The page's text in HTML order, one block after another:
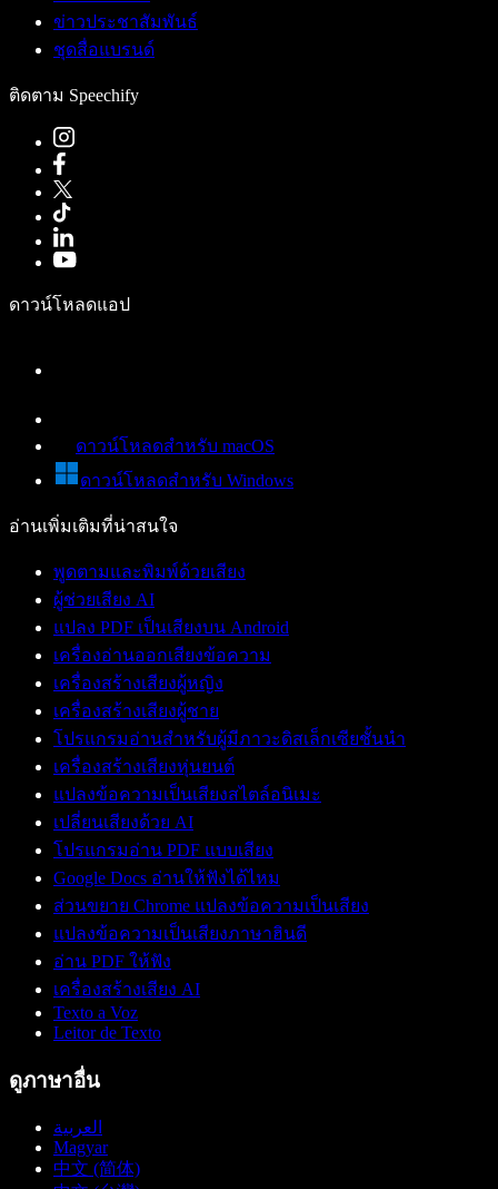
ข่าวประชาสัมพันธ์
ชุดสื่อแบรนด์
ติดตาม Speechify
ดาวน์โหลดแอป
ดาวน์โหลดสำหรับ macOS
ดาวน์โหลดสำหรับ Windows
อ่านเพิ่มเติมที่น่าสนใจ
พูดตามและพิมพ์ด้วยเสียง
ผู้ช่วยเสียง AI
แปลง PDF เป็นเสียงบน Android
เครื่องอ่านออกเสียงข้อความ
เครื่องสร้างเสียงผู้หญิง
เครื่องสร้างเสียงผู้ชาย
โปรแกรมอ่านสำหรับผู้มีภาวะดิสเล็กเซียชั้นนำ
เครื่องสร้างเสียงหุ่นยนต์
แปลงข้อความเป็นเสียงสไตล์อนิเมะ
เปลี่ยนเสียงด้วย AI
โปรแกรมอ่าน PDF แบบเสียง
Google Docs อ่านให้ฟังได้ไหม
ส่วนขยาย Chrome แปลงข้อความเป็นเสียง
แปลงข้อความเป็นเสียงภาษาฮินดี
อ่าน PDF ให้ฟัง
เครื่องสร้างเสียง AI
Texto a Voz
Leitor de Texto
ดูภาษาอื่น
العربية
Magyar
中文 (简体)